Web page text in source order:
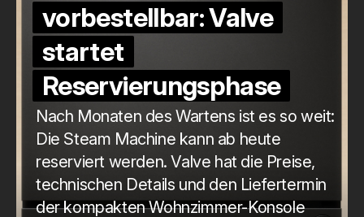
vorbestellbar: Valve
startet
Reservierungsphase
Nach Monaten des Wartens ist es so weit:
Die Steam Machine kann ab heute
reserviert werden. Valve hat die Preise,
technischen Details und den Liefertermin
der kompakten Wohnzimmer-Konsole